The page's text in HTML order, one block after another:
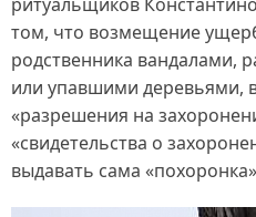
том, что возмещение
родственника вандалами,
или упавшими деревьями,
«разрешения на
«свидетельства о
выдавать сама